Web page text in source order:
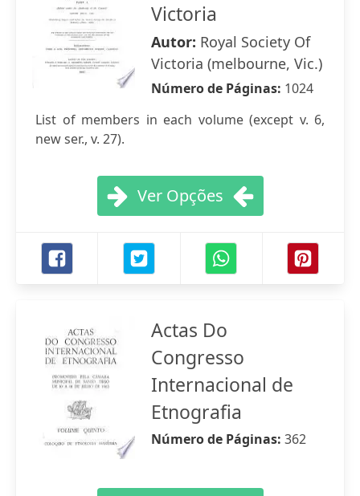
Victoria
Autor: Royal Society Of
Victoria (melbourne, Vic.)
Número de Páginas: 1024
List of members in each volume (except v. 6,
new ser., v. 27).
Ver Opções
Actas Do
Congresso
Internacional de
Etnografia
Número de Páginas: 362